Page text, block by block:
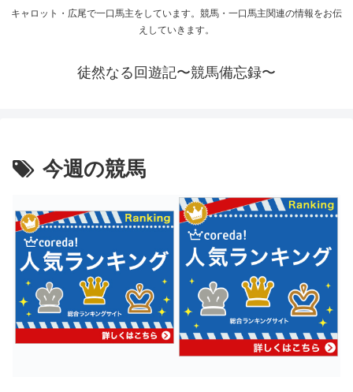
キャロット・広尾で一口馬主をしています。競馬・一口馬主関連の情報をお伝
えしていきます。
徒然なる回遊記〜競馬備忘録〜
今週の競馬